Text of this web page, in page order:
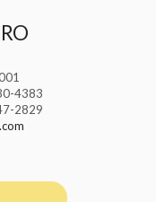
4383
2829